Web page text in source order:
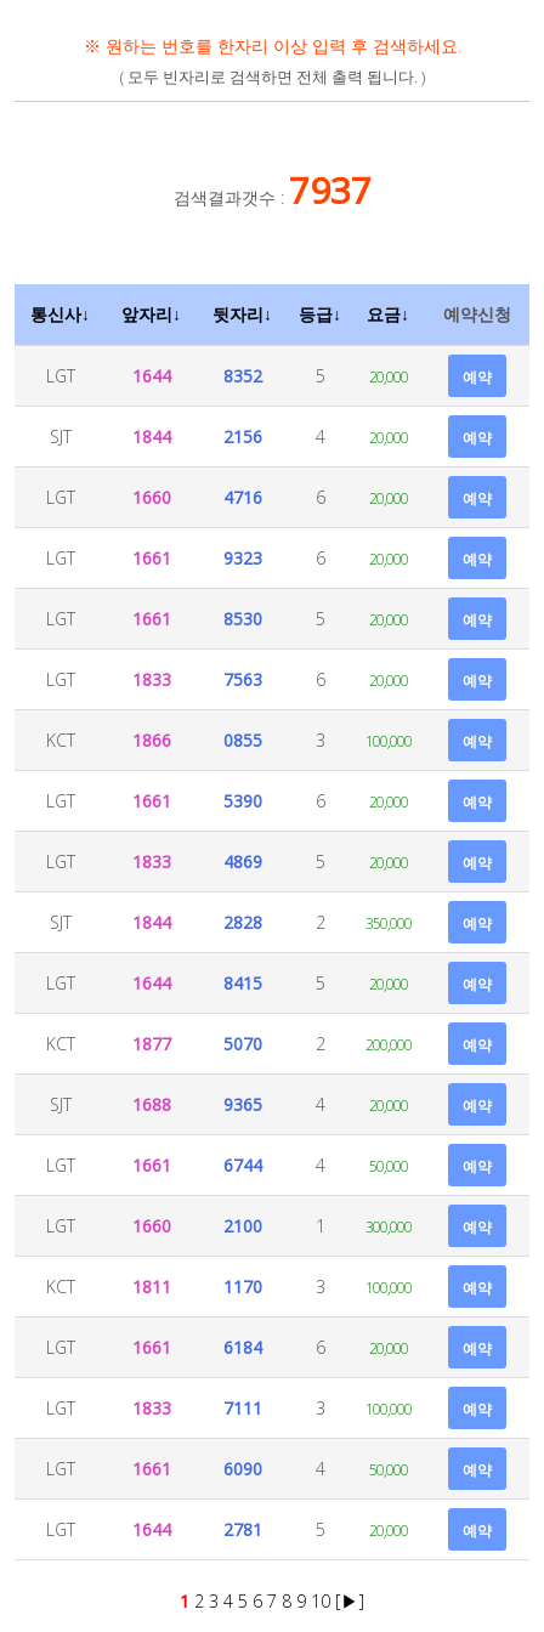
※ 원하는 번호를 한자리 이상 입력 후 검색하세요.
( 모두 빈자리로 검색하면 전체 출력 됩니다. )
검색결과갯수 : 7937
통신사↓ 앞자리↓ 뒷자리↓ 등급↓ 요금↓ 예약신청
LGT 1644 8352 5 20,000 예약
SJT 1844 2156 4 20,000 예약
LGT 1660 4716 6 20,000 예약
LGT 1661 9323 6 20,000 예약
LGT 1661 8530 5 20,000 예약
LGT 1833 7563 6 20,000 예약
KCT 1866 0855 3 100,000 예약
LGT 1661 5390 6 20,000 예약
LGT 1833 4869 5 20,000 예약
SJT 1844 2828 2 350,000 예약
LGT 1644 8415 5 20,000 예약
KCT 1877 5070 2 200,000 예약
SJT 1688 9365 4 20,000 예약
LGT 1661 6744 4 50,000 예약
LGT 1660 2100 1 300,000 예약
KCT 1811 1170 3 100,000 예약
LGT 1661 6184 6 20,000 예약
LGT 1833 7111 3 100,000 예약
LGT 1661 6090 4 50,000 예약
LGT 1644 2781 5 20,000 예약
1 2 3 4 5 6 7 8 9 10 [▶]